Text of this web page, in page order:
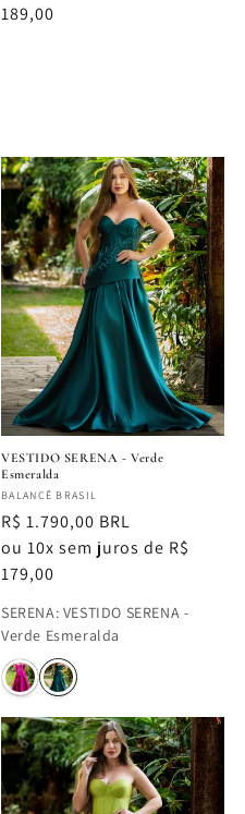
189,00
VESTIDO SERENA - Verde
Esmeralda
Fornecedor:
BALANCÊ BRASIL
Preço
normal
R$ 1.790,00 BRL
ou 10x sem juros de R$
179,00
SERENA: VESTIDO SERENA -
Verde Esmeralda